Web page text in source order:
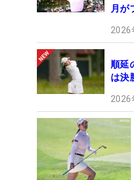
月が
2026
順延
は決
2026